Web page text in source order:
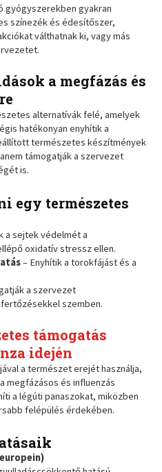
gyógyszerekben gyakran
színezék és édesítőszer,
válthatnak ki, vagy más
a megfázás és
alternatívák felé, amelyek
hatékonyan enyhítik a
természetes készítmények
támogatják a szervezet
is.
egy természetes
a sejtek védelmét a
oxidatív stressz ellen.
– Enyhítik a torokfájást és a
a szervezet
szemben.
támogatás
idején
a természet erejét használja,
megfázásos és influenzás
a légúti panaszokat, miközben
felépülés érdekében.